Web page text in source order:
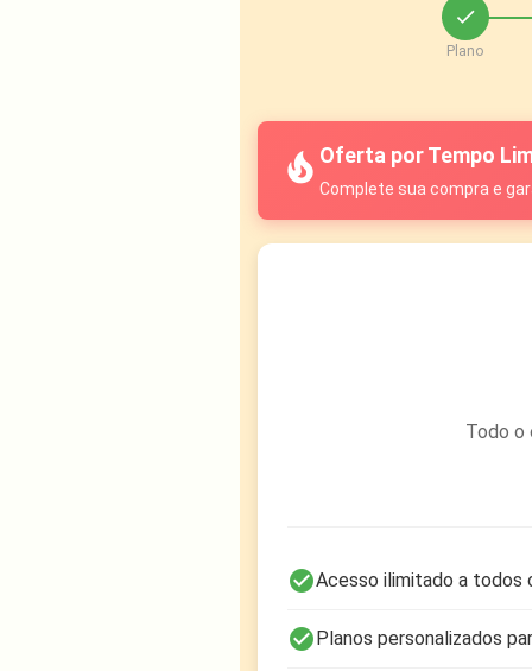
check
Plano
local_fire_department Oferta por Tempo
Complete sua compra e
Todo o
check_circleAcesso ilimitado a todos
check_circle Planos personalizados